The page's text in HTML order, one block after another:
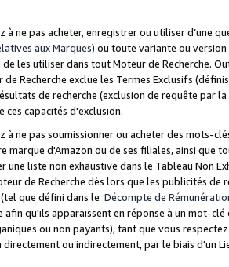
à ne pas acheter, enregistrer ou utiliser d’une
aux Marques) ou toute variante ou
de les utiliser dans tout Moteur de Recherche.
Recherche exclue les Termes Exclusifs
de recherche (exclusion de requête
ces capacités d'exclusion.
à ne pas soumissionner ou acheter des mots-
marque d'Amazon ou de ses filiales, ainsi que
une liste non exhaustive dans le Tableau Non
de Recherche dès lors que les publicités de
que défini dans le Décompte de
afin qu'ils apparaissent en réponse à un mot-
ou non payants), tant que vous
ou indirectement, par le biais d'un